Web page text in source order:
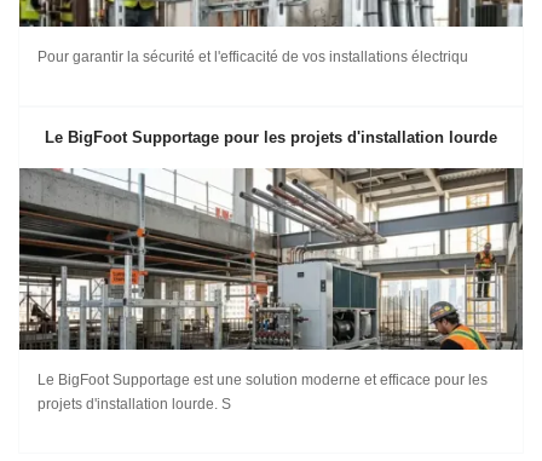
Pour garantir la sécurité et l'efficacité de vos installations électriqu
Le BigFoot Supportage pour les projets d'installation lourde
Le BigFoot Supportage est une solution moderne et efficace pour les
projets d'installation lourde. S